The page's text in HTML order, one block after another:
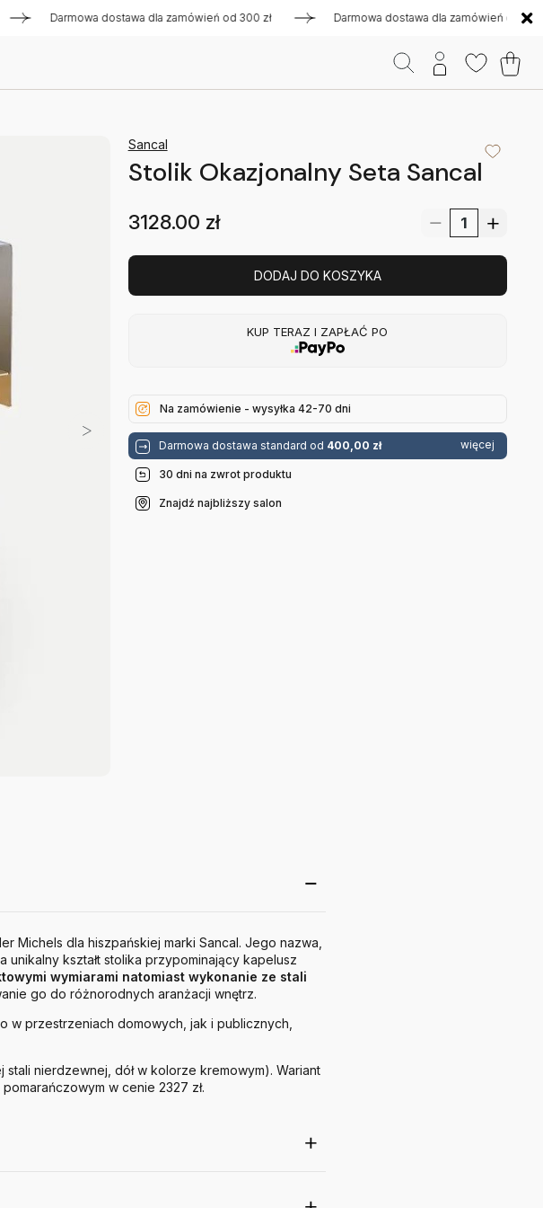
Darmowa dostawa dla zamówień od 300 zł Darmowa dostawa dla zamówień od 300 zł
Sancal
Stolik Okazjonalny Seta Sancal
3128.00 zł
DODAJ DO KOSZYKA
KUP TERAZ I ZAPŁAĆ PO
Na zamówienie - wysyłka 42-70 dni
Darmowa dostawa standard od 400,00 zł więcej
30 dni na zwrot produktu
Znajdź najbliższy salon
Michels dla hiszpańskiej marki Sancal. Jego nazwa,
kształt stolika przypominający kapelusz
wymiarami natomiast wykonanie ze stali
go do różnorodnych aranżacji wnętrz.
w przestrzeniach domowych, jak i publicznych,
nierdzewnej, dół w kolorze kremowym). Wariant
w cenie 2327 zł.